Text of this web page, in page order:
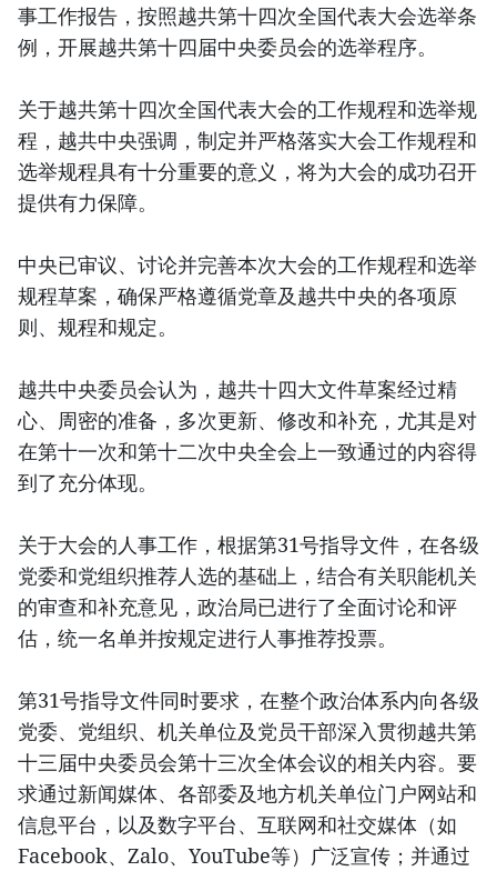
事工作报告，按照越共第十四次全国代表大会选举条
例，开展越共第十四届中央委员会的选举程序。
关于越共第十四次全国代表大会的工作规程和选举规
程，越共中央强调，制定并严格落实大会工作规程和
选举规程具有十分重要的意义，将为大会的成功召开
提供有力保障。
中央已审议、讨论并完善本次大会的工作规程和选举
规程草案，确保严格遵循党章及越共中央的各项原
则、规程和规定。
越共中央委员会认为，越共十四大文件草案经过精
心、周密的准备，多次更新、修改和补充，尤其是对
在第十一次和第十二次中央全会上一致通过的内容得
到了充分体现。
关于大会的人事工作，根据第31号指导文件，在各级
党委和党组织推荐人选的基础上，结合有关职能机关
的审查和补充意见，政治局已进行了全面讨论和评
估，统一名单并按规定进行人事推荐投票。
第31号指导文件同时要求，在整个政治体系内向各级
党委、党组织、机关单位及党员干部深入贯彻越共第
十三届中央委员会第十三次全体会议的相关内容。要
求通过新闻媒体、各部委及地方机关单位门户网站和
信息平台，以及数字平台、互联网和社交媒体（如
Facebook、Zalo、YouTube等）广泛宣传；并通过